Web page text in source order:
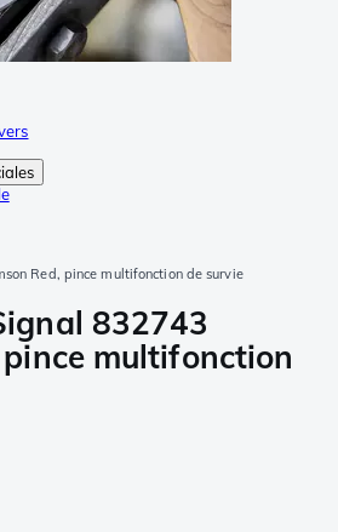
Red, pince multifonction de survie
832743
multifonction